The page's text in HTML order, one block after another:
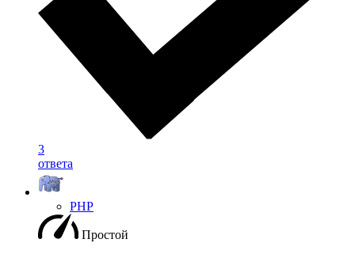
3
ответа
PHP
Простой